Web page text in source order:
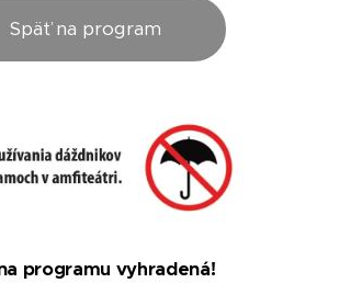
Späť na program
programu vyhradená!